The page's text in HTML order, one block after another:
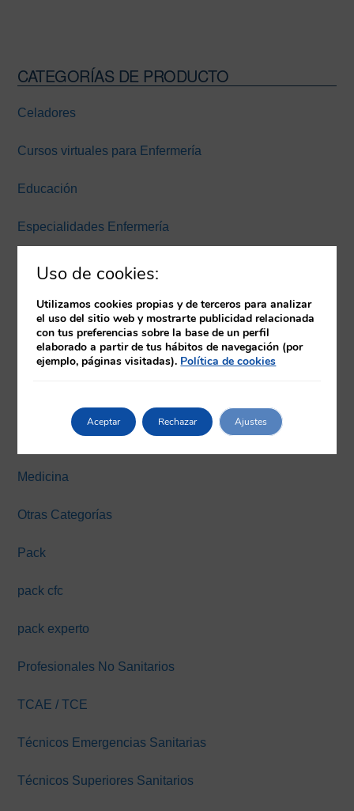
Barra
lateral
CATEGORÍAS DE PRODUCTO
Celadores
Cursos virtuales para Enfermería
Educación
Especialidades Enfermería
Experiencia inmersiva
Expertos Enfermería Universidad Europea Miguel de
Cervantes
Farmacia
Máster y Expertos Online
Medicina
Otras Categorías
Pack
pack cfc
pack experto
Profesionales No Sanitarios
TCAE / TCE
Técnicos Emergencias Sanitarias
Técnicos Superiores Sanitarios
Uso de cookies:
Utilizamos cookies propias y de terceros para analizar
el uso del sitio web y mostrarte publicidad relacionada
con tus preferencias sobre la base de un perfil
elaborado a partir de tus hábitos de navegación (por
ejemplo, páginas visitadas). Política de cookies
Aceptar Rechazar Ajustes